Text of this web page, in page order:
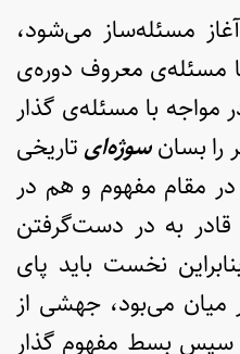
مسئله‌ساز می‌شود،
مسئله‌ی معروف دوره‌ی
با مسئله‌ی گذار
را بسانسوژه‌ایتاریخی
مقام مفهوم و هم در
قادر به در دست‌گرفتن
نخست باید پای
می‌بود، جهشی از
سپس بسط مفهوم گذار